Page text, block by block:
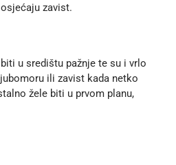
zavist.
u središtu pažnje te su i vrlo
ili zavist kada netko
žele biti u prvom planu,